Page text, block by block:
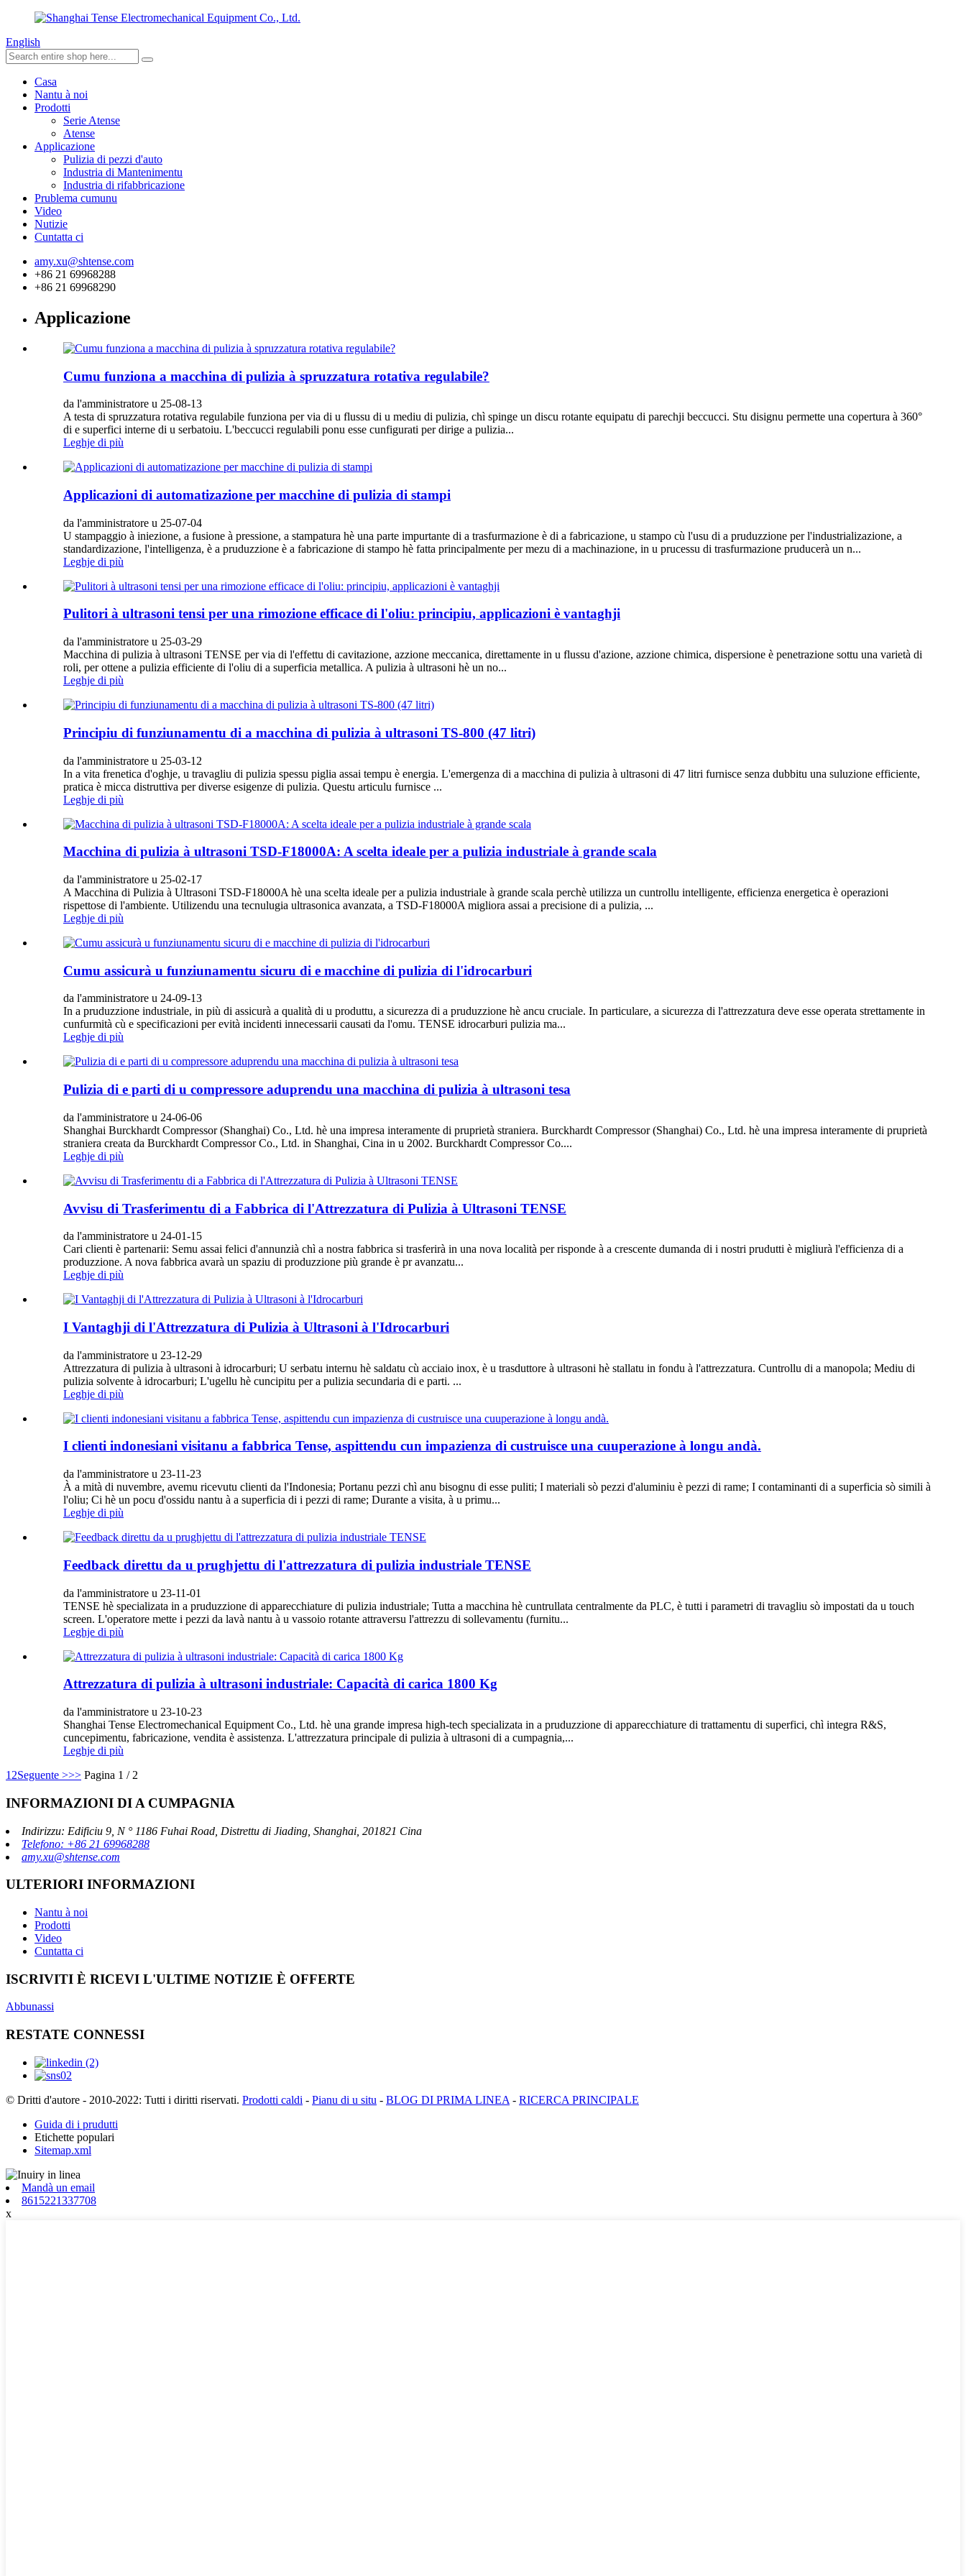
English
Casa
Nantu à noi
Prodotti
Serie Atense
Atense
Applicazione
Pulizia di pezzi d'auto
Industria di Mantenimentu
Industria di rifabbricazione
Prublema cumunu
Video
Nutizie
Cuntatta ci
amy.xu@shtense.com
+86 21 69968288
+86 21 69968290
Applicazione
Cumu funziona a macchina di pulizia à spruzzatura rotativa regulabile?
da l'amministratore u 25-08-13
A testa di spruzzatura rotativa regulabile funziona per via di u flussu di u mediu di pulizia, chì spinge un discu rotante equipatu di parechji beccucci. Stu disignu permette una copertura à 360°
di e superfici interne di u serbatoiu. L'beccucci regulabili ponu esse cunfigurati per dirige a pulizia...
Leghje di più
Applicazioni di automatizazione per macchine di pulizia di stampi
da l'amministratore u 25-07-04
U stampaggio à iniezione, a fusione à pressione, a stampatura hè una parte impurtante di a trasfurmazione è di a fabricazione, u stampo cù l'usu di a pruduzzione per l'industrializazione, a
standardizazione, l'intelligenza, è a pruduzzione è a fabricazione di stampo hè fatta principalmente per mezu di a machinazione, in u prucessu di trasfurmazione pruducerà un n...
Leghje di più
Pulitori à ultrasoni tensi per una rimozione efficace di l'oliu: principiu, applicazioni è vantaghji
da l'amministratore u 25-03-29
Macchina di pulizia à ultrasoni TENSE per via di l'effettu di cavitazione, azzione meccanica, direttamente in u flussu d'azione, azzione chimica, dispersione è penetrazione sottu una varietà di
roli, per ottene a pulizia efficiente di l'oliu di a superficia metallica. A pulizia à ultrasoni hè un no...
Leghje di più
Principiu di funziunamentu di a macchina di pulizia à ultrasoni TS-800 (47 litri)
da l'amministratore u 25-03-12
In a vita frenetica d'oghje, u travagliu di pulizia spessu piglia assai tempu è energia. L'emergenza di a macchina di pulizia à ultrasoni di 47 litri furnisce senza dubbitu una suluzione efficiente,
pratica è micca distruttiva per diverse esigenze di pulizia. Questu articulu furnisce ...
Leghje di più
Macchina di pulizia à ultrasoni TSD-F18000A: A scelta ideale per a pulizia industriale à grande scala
da l'amministratore u 25-02-17
A Macchina di Pulizia à Ultrasoni TSD-F18000A hè una scelta ideale per a pulizia industriale à grande scala perchè utilizza un cuntrollu intelligente, efficienza energetica è operazioni
rispettose di l'ambiente. Utilizendu una tecnulugia ultrasonica avanzata, a TSD-F18000A migliora assai a precisione di a pulizia, ...
Leghje di più
Cumu assicurà u funziunamentu sicuru di e macchine di pulizia di l'idrocarburi
da l'amministratore u 24-09-13
In a pruduzzione industriale, in più di assicurà a qualità di u produttu, a sicurezza di a pruduzzione hè ancu cruciale. In particulare, a sicurezza di l'attrezzatura deve esse operata strettamente in
cunfurmità cù e specificazioni per evità incidenti innecessarii causati da l'omu. TENSE idrocarburi pulizia ma...
Leghje di più
Pulizia di e parti di u compressore aduprendu una macchina di pulizia à ultrasoni tesa
da l'amministratore u 24-06-06
Shanghai Burckhardt Compressor (Shanghai) Co., Ltd. hè una impresa interamente di pruprietà straniera. Burckhardt Compressor (Shanghai) Co., Ltd. hè una impresa interamente di pruprietà
straniera creata da Burckhardt Compressor Co., Ltd. in Shanghai, Cina in u 2002. Burckhardt Compressor Co....
Leghje di più
Avvisu di Trasferimentu di a Fabbrica di l'Attrezzatura di Pulizia à Ultrasoni TENSE
da l'amministratore u 24-01-15
Cari clienti è partenarii: Semu assai felici d'annunzià chì a nostra fabbrica si trasferirà in una nova località per risponde à a crescente dumanda di i nostri prudutti è migliurà l'efficienza di a
produzzione. A nova fabbrica avarà un spaziu di produzzione più grande è pr avanzatu...
Leghje di più
I Vantaghji di l'Attrezzatura di Pulizia à Ultrasoni à l'Idrocarburi
da l'amministratore u 23-12-29
Attrezzatura di pulizia à ultrasoni à idrocarburi; U serbatu internu hè saldatu cù acciaio inox, è u trasduttore à ultrasoni hè stallatu in fondu à l'attrezzatura. Cuntrollu di a manopola; Mediu di
pulizia solvente à idrocarburi; L'ugellu hè cuncipitu per a pulizia secundaria di e parti. ...
Leghje di più
I clienti indonesiani visitanu a fabbrica Tense, aspittendu cun impazienza di custruisce una cuuperazione à longu andà.
da l'amministratore u 23-11-23
À a mità di nuvembre, avemu ricevutu clienti da l'Indonesia; Portanu pezzi chì anu bisognu di esse puliti; I materiali sò pezzi d'aluminiu è pezzi di rame; I contaminanti di a superficia sò simili à
l'oliu; Ci hè un pocu d'ossidu nantu à a superficia di i pezzi di rame; Durante a visita, à u primu...
Leghje di più
Feedback direttu da u prughjettu di l'attrezzatura di pulizia industriale TENSE
da l'amministratore u 23-11-01
TENSE hè specializata in a pruduzzione di apparecchiature di pulizia industriale; Tutta a macchina hè cuntrullata centralmente da PLC, è tutti i parametri di travagliu sò impostati da u touch
screen. L'operatore mette i pezzi da lavà nantu à u vassoio rotante attraversu l'attrezzu di sollevamentu (furnitu...
Leghje di più
Attrezzatura di pulizia à ultrasoni industriale: Capacità di carica 1800 Kg
da l'amministratore u 23-10-23
Shanghai Tense Electromechanical Equipment Co., Ltd. hè una grande impresa high-tech specializata in a pruduzzione di apparecchiature di trattamentu di superfici, chì integra R&S,
cuncepimentu, fabricazione, vendita è assistenza. L'attrezzatura principale di pulizia à ultrasoni di a cumpagnia,...
Leghje di più
1 2Seguente >>> Pagina 1 / 2
INFORMAZIONI DI A CUMPAGNIA
Indirizzu: Edificiu 9, N ° 1186 Fuhai Road, Distrettu di Jiading, Shanghai, 201821 Cina
Telefono: +86 21 69968288
amy.xu@shtense.com
ULTERIORI INFORMAZIONI
Nantu à noi
Prodotti
Video
Cuntatta ci
ISCRIVITI È RICEVI L'ULTIME NOTIZIE È OFFERTE
Abbunassi
RESTATE CONNESSI
© Dritti d'autore - 2010-2022: Tutti i diritti riservati. Prodotti caldi - Pianu di u situ - BLOG DI PRIMA LINEA - RICERCA PRINCIPALE
Guida di i prudutti
Etichette populari
Sitemap.xml
Mandà un email
8615221337708
x